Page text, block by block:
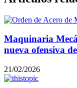
Maquinaria
nueva ofensiva
21/02/2026